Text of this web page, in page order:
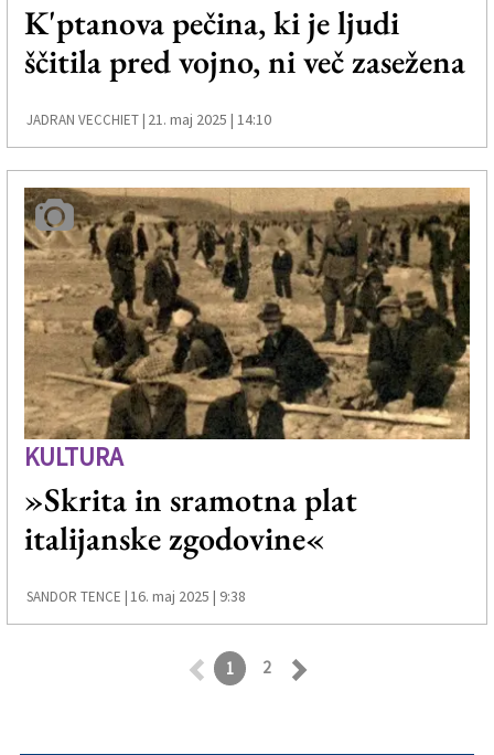
K'ptanova pečina, ki je ljudi
ščitila pred vojno, ni več zasežena
JADRAN VECCHIET | 21. maj 2025 | 14:10
KULTURA
»Skrita in sramotna plat
italijanske zgodovine«
SANDOR TENCE | 16. maj 2025 | 9:38
1 2